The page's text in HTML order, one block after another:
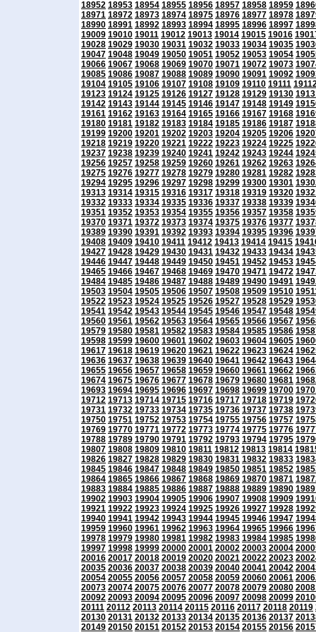
18952 18953 18954 18955 18956 18957 18958 18959
18971 18972 18973 18974 18975 18976 18977 18978
18990 18991 18992 18993 18994 18995 18996 18997
19009 19010 19011 19012 19013 19014 19015 19016
19028 19029 19030 19031 19032 19033 19034 19035
19047 19048 19049 19050 19051 19052 19053 19054
19066 19067 19068 19069 19070 19071 19072 19073
19085 19086 19087 19088 19089 19090 19091 19092
19104 19105 19106 19107 19108 19109 19110 19111
19123 19124 19125 19126 19127 19128 19129 19130
19142 19143 19144 19145 19146 19147 19148 19149
19161 19162 19163 19164 19165 19166 19167 19168
19180 19181 19182 19183 19184 19185 19186 19187
19199 19200 19201 19202 19203 19204 19205 19206
19218 19219 19220 19221 19222 19223 19224 19225
19237 19238 19239 19240 19241 19242 19243 19244
19256 19257 19258 19259 19260 19261 19262 19263
19275 19276 19277 19278 19279 19280 19281 19282
19294 19295 19296 19297 19298 19299 19300 19301
19313 19314 19315 19316 19317 19318 19319 19320
19332 19333 19334 19335 19336 19337 19338 19339
19351 19352 19353 19354 19355 19356 19357 19358
19370 19371 19372 19373 19374 19375 19376 19377
19389 19390 19391 19392 19393 19394 19395 19396
19408 19409 19410 19411 19412 19413 19414 19415
19427 19428 19429 19430 19431 19432 19433 19434
19446 19447 19448 19449 19450 19451 19452 19453
19465 19466 19467 19468 19469 19470 19471 19472
19484 19485 19486 19487 19488 19489 19490 19491
19503 19504 19505 19506 19507 19508 19509 19510
19522 19523 19524 19525 19526 19527 19528 19529
19541 19542 19543 19544 19545 19546 19547 19548
19560 19561 19562 19563 19564 19565 19566 19567
19579 19580 19581 19582 19583 19584 19585 19586
19598 19599 19600 19601 19602 19603 19604 19605
19617 19618 19619 19620 19621 19622 19623 19624
19636 19637 19638 19639 19640 19641 19642 19643
19655 19656 19657 19658 19659 19660 19661 19662
19674 19675 19676 19677 19678 19679 19680 19681
19693 19694 19695 19696 19697 19698 19699 19700
19712 19713 19714 19715 19716 19717 19718 19719
19731 19732 19733 19734 19735 19736 19737 19738
19750 19751 19752 19753 19754 19755 19756 19757
19769 19770 19771 19772 19773 19774 19775 19776
19788 19789 19790 19791 19792 19793 19794 19795
19807 19808 19809 19810 19811 19812 19813 19814
19826 19827 19828 19829 19830 19831 19832 19833
19845 19846 19847 19848 19849 19850 19851 19852
19864 19865 19866 19867 19868 19869 19870 19871
19883 19884 19885 19886 19887 19888 19889 19890
19902 19903 19904 19905 19906 19907 19908 19909
19921 19922 19923 19924 19925 19926 19927 19928
19940 19941 19942 19943 19944 19945 19946 19947
19959 19960 19961 19962 19963 19964 19965 19966
19978 19979 19980 19981 19982 19983 19984 19985
19997 19998 19999 20000 20001 20002 20003 20004
20016 20017 20018 20019 20020 20021 20022 20023
20035 20036 20037 20038 20039 20040 20041 20042
20054 20055 20056 20057 20058 20059 20060 20061
20073 20074 20075 20076 20077 20078 20079 20080
20092 20093 20094 20095 20096 20097 20098 20099
20111 20112 20113 20114 20115 20116 20117 20118 20119
20130 20131 20132 20133 20134 20135 20136 20137
20149 20150 20151 20152 20153 20154 20155 20156